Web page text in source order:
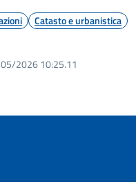
Catasto e urbanistica
2026 10:25.11